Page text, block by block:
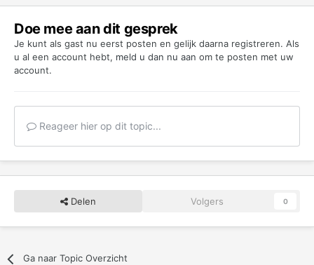
Doe mee aan dit gesprek
Je kunt als gast nu eerst posten en gelijk daarna registreren. Als
u al een account hebt, meld u dan nu aan om te posten met uw
account.
Reageer hier op dit topic...
Delen Volgers 0
Ga naar Topic Overzicht